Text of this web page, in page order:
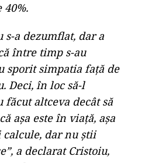
40%.
s-a dezumflat, dar a
între timp s-au
sporit simpatia față de
Deci, în loc să-l
făcut altceva decât să
așa este în viață, așa
dar nu știi
a declarat Cristoiu,